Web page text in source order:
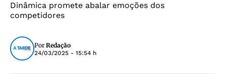
Dinâmica promete abalar emoções dos
competidores
Por Redação
24/03/2025 - 15:54 h